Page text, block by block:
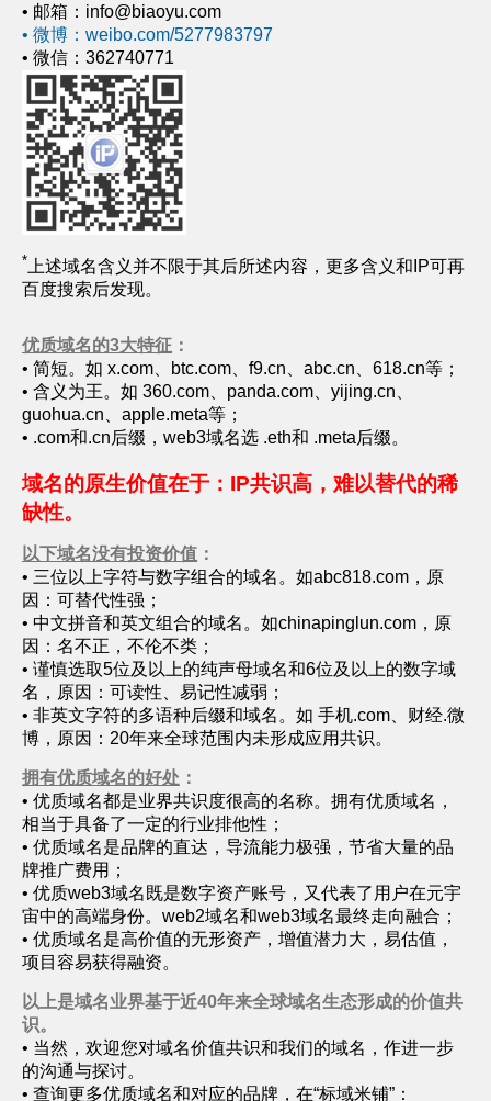
• 邮箱：info@biaoyu.com
• 微博：weibo.com/5277983797
• 微信：362740771
* 上述域名含义并不限于其后所述内容，更多含义和IP可再
百度搜索后发现。
优质域名的3大特征 ：
• 简短。如 x.com、btc.com、f9.cn、abc.cn、618.cn等；
• 含义为王。如 360.com、panda.com、yijing.cn、
guohua.cn、apple.meta等；
• .com和.cn后缀，web3域名选 .eth和 .meta后缀。
域名的原生价值在于：IP共识高，难以替代的稀
缺性。
以下域名没有投资价值 ：
• 三位以上字符与数字组合的域名。如abc818.com，原
因：可替代性强；
• 中文拼音和英文组合的域名。如chinapinglun.com，原
因：名不正，不伦不类；
• 谨慎选取5位及以上的纯声母域名和6位及以上的数字域
名，原因：可读性、易记性减弱；
• 非英文字符的多语种后缀和域名。如 手机.com、财经.微
博，原因：20年来全球范围内未形成应用共识。
拥有优质域名的好处 ：
• 优质域名都是业界共识度很高的名称。拥有优质域名，
相当于具备了一定的行业排他性；
• 优质域名是品牌的直达，导流能力极强，节省大量的品
牌推广费用；
• 优质web3域名既是数字资产账号，又代表了用户在元宇
宙中的高端身份。web2域名和web3域名最终走向融合；
• 优质域名是高价值的无形资产，增值潜力大，易估值，
项目容易获得融资。
以上是域名业界基于近40年来全球域名生态形成的价值共
识。
• 当然，欢迎您对域名价值共识和我们的域名，作进一步
的沟通与探讨。
• 查询更多优质域名和对应的品牌，在“标域米铺”：